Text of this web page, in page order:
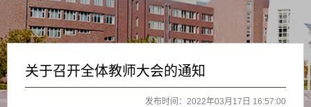
关于召开全体教师大会的通知
发布时间：2022年03月17日 16:57:00